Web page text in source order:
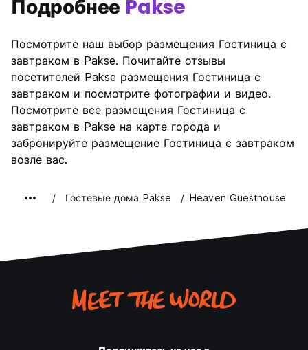
Подробнее Pakse
Посмотрите наш выбор размещения Гостиница с
завтраком в Pakse. Почитайте отзывы
посетителей Pakse размещения Гостиница с
завтраком и посмотрите фотографии и видео.
Посмотрите все размещения Гостиница с
завтраком в Pakse на карте города и
забронируйте размещение Гостиница с завтраком
возле вас.
Гостевые дома Pakse Heaven Guesthouse